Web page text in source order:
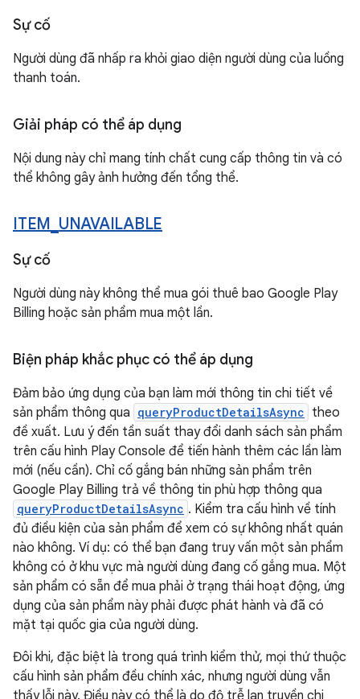
Sự cố
Người dùng đã nhấp ra khỏi giao diện người dùng của luồng
thanh toán.
Giải pháp có thể áp dụng
Nội dung này chỉ mang tính chất cung cấp thông tin và có
thể không gây ảnh hưởng đến tổng thể.
ITEM UNAVAILABLE
Sự cố
Người dùng này không thể mua gói thuê bao Google Play
Billing hoặc sản phẩm mua một lần.
Biện pháp khắc phục có thể áp dụng
Đảm bảo ứng dụng của bạn làm mới thông tin chi tiết về
sản phẩm thông qua queryProductDetailsAsync theo
đề xuất. Lưu ý đến tần suất thay đổi danh sách sản phẩm
trên cấu hình Play Console để tiến hành thêm các lần làm
mới (nếu cần). Chỉ cố gắng bán những sản phẩm trên
Google Play Billing trả về thông tin phù hợp thông qua
queryProductDetailsAsync . Kiểm tra cấu hình về tính
đủ điều kiện của sản phẩm để xem có sự không nhất quán
nào không. Ví dụ: có thể bạn đang truy vấn một sản phẩm
không có ở khu vực mà người dùng đang cố gắng mua. Một
sản phẩm có sẵn để mua phải ở trạng thái hoạt động, ứng
dụng của sản phẩm này phải được phát hành và đã có
mặt tại quốc gia của người dùng.
Đôi khi, đặc biệt là trong quá trình kiểm thử, mọi thứ thuộc
cấu hình sản phẩm đều chính xác, nhưng người dùng vẫn
thấy lỗi này. Điều này có thể là do độ trễ lan truyền chi